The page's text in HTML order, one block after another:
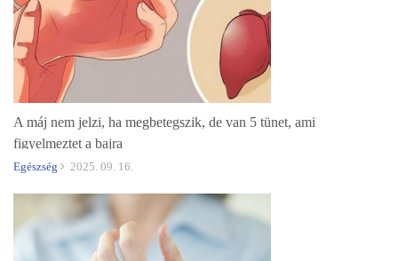
A máj nem jelzi, ha megbetegszik, de van 5 tünet, ami
figyelmeztet a bajra
Egészség 2025. 09. 16.